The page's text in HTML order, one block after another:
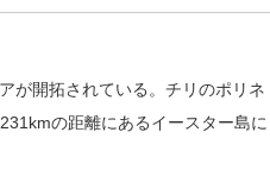
が開拓されている。チリのポリネ
の距離にあるイースター島に